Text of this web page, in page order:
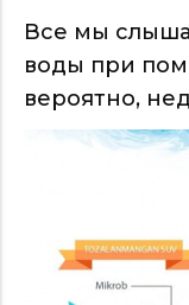
Все мы
воды при
вероятно,